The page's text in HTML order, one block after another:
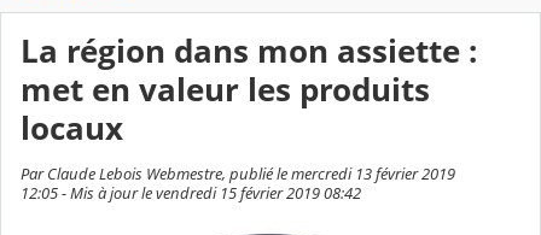
La région dans mon assiette :
met en valeur les produits
locaux
Par Claude Lebois Webmestre, publié le mercredi 13 février 2019
12:05 - Mis à jour le vendredi 15 février 2019 08:42